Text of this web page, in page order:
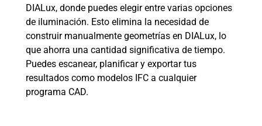
DIALux, donde puedes elegir entre varias opciones
de iluminación. Esto elimina la necesidad de
construir manualmente geometrías en DIALux, lo
que ahorra una cantidad significativa de tiempo.
Puedes escanear, planificar y exportar tus
resultados como modelos IFC a cualquier
programa CAD.